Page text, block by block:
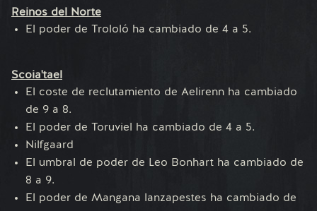
Reinos del Norte
El poder de Trololó ha cambiado de 4 a 5.
Scoia'tael
El coste de reclutamiento de Aelirenn ha cambiado
de 9 a 8.
El poder de Toruviel ha cambiado de 4 a 5.
Nilfgaard
El umbral de poder de Leo Bonhart ha cambiado de
8 a 9.
El poder de Mangana lanzapestes ha cambiado de